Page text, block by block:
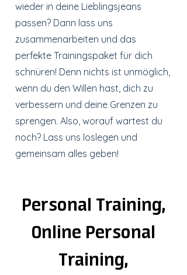
wieder in deine Lieblingsjeans
passen? Dann lass uns
zusammenarbeiten und das
perfekte Trainingspaket für dich
schnüren! Denn nichts ist unmöglich,
wenn du den Willen hast, dich zu
verbessern und deine Grenzen zu
sprengen. Also, worauf wartest du
noch? Lass uns loslegen und
gemeinsam alles geben!
Personal Training,
Online Personal
Training,